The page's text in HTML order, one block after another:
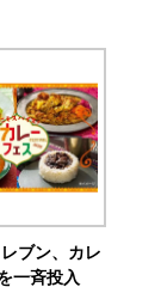
ブン、カレ
一斉投入